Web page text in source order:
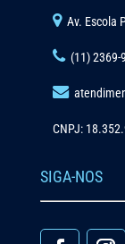
Av. Escola
(11) 2369-
CNPJ:
SIGA-NOS